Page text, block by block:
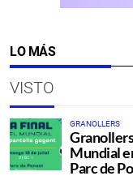
LO MÁS
VISTO
GRANOLLERS
Mundial
Parc de